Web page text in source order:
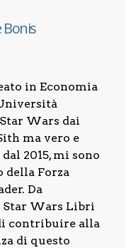
Bonis
in Economia
Wars dai
ma vero e
2015, mi sono
della Forza
Da
Star Wars Libri
contribuire alla
di questo